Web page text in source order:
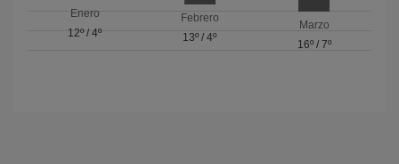
Enero
12º/4º
Febrero
13º / 4º
Marzo
16º/ 7º